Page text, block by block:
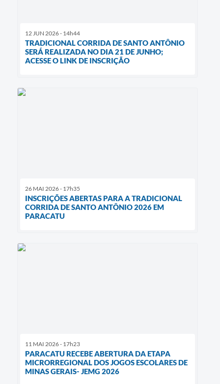
12 JUN 2026 - 14h44
TRADICIONAL CORRIDA DE SANTO ANTÔNIO
SERÁ REALIZADA NO DIA 21 DE JUNHO;
ACESSE O LINK DE INSCRIÇÃO
26 MAI 2026 - 17h35
INSCRIÇÕES ABERTAS PARA A TRADICIONAL
CORRIDA DE SANTO ANTÔNIO 2026 EM
PARACATU
11 MAI 2026 - 17h23
PARACATU RECEBE ABERTURA DA ETAPA
MICRORREGIONAL DOS JOGOS ESCOLARES DE
MINAS GERAIS- JEMG 2026